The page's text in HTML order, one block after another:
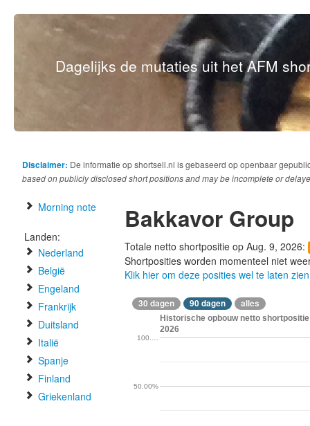
Dagelijks de mutaties uit het AFM
Disclaimer: De informatie op shortsell.nl is gebaseerd op openbaar
based on publicly disclosed short positions and may be incomplete or
Morning note
Landen:
Nederland
België
Engeland
Frankrijk
Duitsland
Italië
Spanje
Finland
Griekenland
Bakkavor Group
Totale netto shortpositie op Aug. 9, 2026:
Shortposities worden momenteel niet
Klik hier om deze posities wel te laten zien
30 dagen 90 dagen alles
Historische opbouw netto
2026
50.00%
100.…